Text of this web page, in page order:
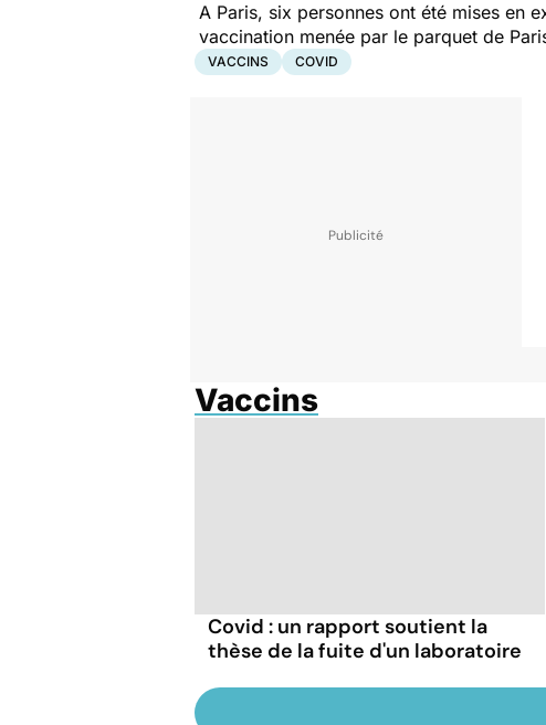
A Paris, six personnes ont été mises en
vaccination menée par le parquet de
VACCINS COVID
Vaccins
Covid : un rapport soutient la
thèse de la fuite d'un laboratoire